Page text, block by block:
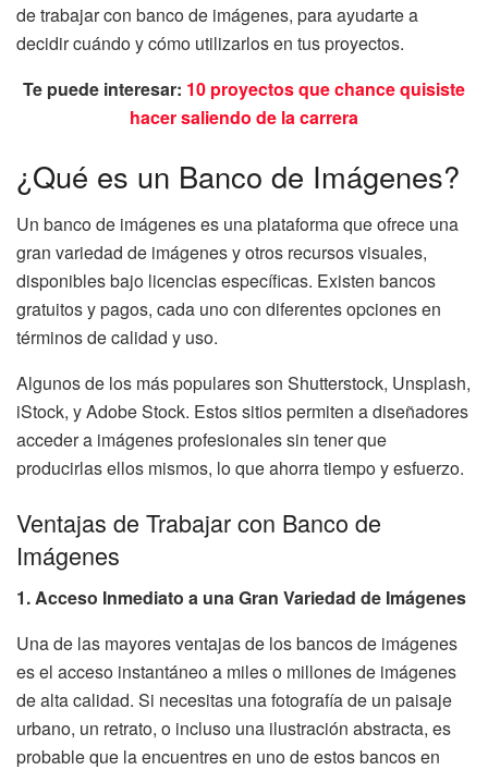
de trabajar con banco de imágenes, para ayudarte a
decidir cuándo y cómo utilizarlos en tus proyectos.
Te puede interesar: 10 proyectos que chance quisiste
hacer saliendo de la carrera
¿Qué es un Banco de Imágenes?
Un banco de imágenes es una plataforma que ofrece una
gran variedad de imágenes y otros recursos visuales,
disponibles bajo licencias específicas. Existen bancos
gratuitos y pagos, cada uno con diferentes opciones en
términos de calidad y uso.
Algunos de los más populares son Shutterstock, Unsplash,
iStock, y Adobe Stock. Estos sitios permiten a diseñadores
acceder a imágenes profesionales sin tener que
producirlas ellos mismos, lo que ahorra tiempo y esfuerzo.
Ventajas de Trabajar con Banco de
Imágenes
1. Acceso Inmediato a una Gran Variedad de Imágenes
Una de las mayores ventajas de los bancos de imágenes
es el acceso instantáneo a miles o millones de imágenes
de alta calidad. Si necesitas una fotografía de un paisaje
urbano, un retrato, o incluso una ilustración abstracta, es
probable que la encuentres en uno de estos bancos en